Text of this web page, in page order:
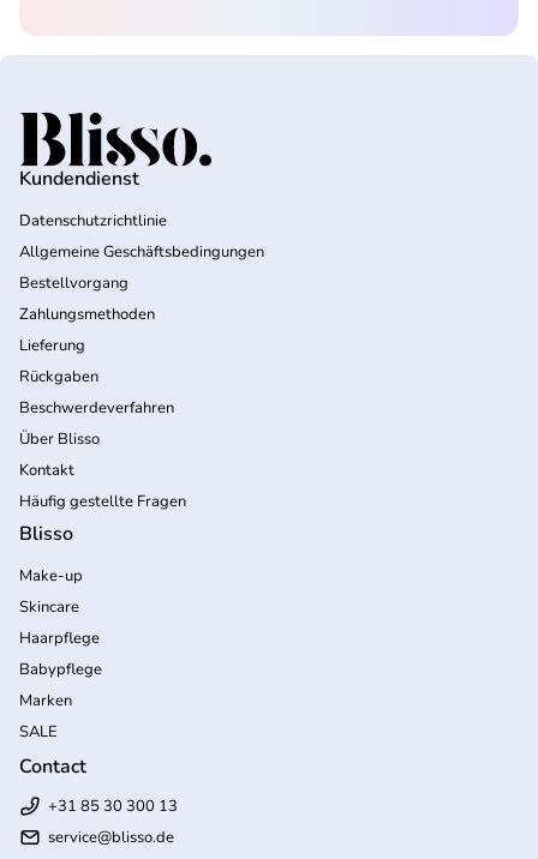
Startseite
Kundendienst
Datenschutzrichtlinie
Allgemeine Geschäftsbedingungen
Bestellvorgang
Zahlungsmethoden
Lieferung
Rückgaben
Beschwerdeverfahren
Über Blisso
Kontakt
Häufig gestellte Fragen
Blisso
Make-up
Skincare
Haarpflege
Babypflege
Marken
SALE
Contact
+31 85 30 300 13
service@blisso.de